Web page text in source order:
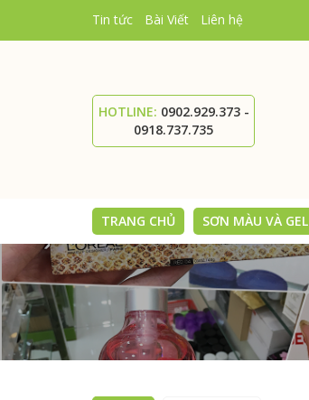
Tin tức Bài Viết Liên hệ
HOTLINE: 0902.929.373 -
0918.737.735
TRANG CHỦ SƠN MÀU VÀ GEL